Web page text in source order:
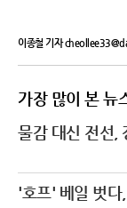
이종철 기자
가장 많이 본 뉴
물감 대신 전선,
'호프' 베일 벗다